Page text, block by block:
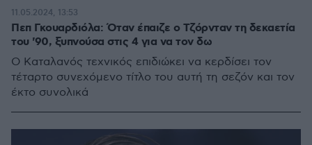
Πεπ Γκουαρδιόλα: Όταν έπαιζε ο Τζόρνταν τη δεκαετία
του '90, ξυπνούσα στις 4 για να τον δω
Ο Καταλανός τεχνικός επιδιώκει να κερδίσει τον
τέταρτο συνεχόμενο τίτλο του αυτή τη σεζόν και τον
έκτο συνολικά
11.05.2024, 13:53